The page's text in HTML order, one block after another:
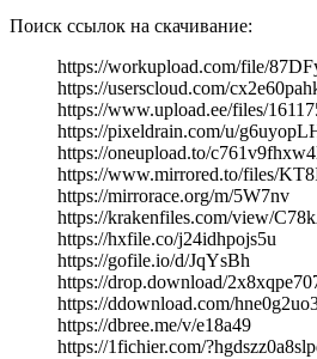
Поиск ссылок на скачивание:
https://workupload.com/file/
https://userscloud.com/
https://www.upload.ee/files/
https://pixeldrain.com/u/
https://oneupload.to/
https://www.mirrored.to/files/
https://mirrorace.org/m/5W7nv
https://krakenfiles.com/view/
https://hxfile.co/j24idhpojs5u
https://gofile.io/d/JqYsBh
https://drop.download/
https://ddownload.com/
https://dbree.me/v/e18a49
https://1fichier.com/